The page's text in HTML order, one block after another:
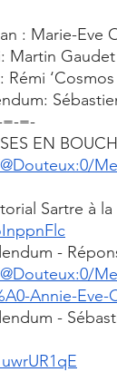
: Marie-Eve
Martin Gaudet
=-
EN
Sartre à
-
Annie-Eve-
-